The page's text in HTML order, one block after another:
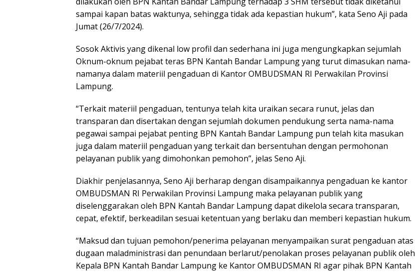
sampai kapan batas waktunya, sehingga tidak ada kepastian hukum”, kata Seno Aji pada
Jumat (26/7/2024).
Sosok Aktivis yang dikenal low profil dan sederhana ini juga mengungkapkan sejumlah
Oknum-oknum pejabat teras BPN Kantah Bandar Lampung yang turut dimasukan nama-
namanya dalam materiil pengaduan di Kantor OMBUDSMAN RI Perwakilan Provinsi
Lampung.
“Terkait materiil pengaduan, tentunya telah kita uraikan secara runut, jelas dan
transparan dan disertakan dengan sejumlah dokumen pendukung serta nama-nama
pegawai sampai pejabat penting BPN Kantah Bandar Lampung pun telah kita masukan
juga dalam materiil pengaduan yang terkait dan bersentuhan dengan permohonan
pelayanan publik yang dimohonkan pemohon”, jelas Seno Aji.
Diakhir penjelasannya, Seno Aji berharap dengan disampaikannya pengaduan ke kantor
OMBUDSMAN RI Perwakilan Provinsi Lampung maka pelayanan publik yang
diselenggarakan oleh BPN Kantah Bandar Lampung dapat dikelola secara transparan,
cepat, efektif, berkeadilan sesuai ketentuan yang berlaku dan memberi kepastian hukum.
“Maksud dan tujuan pemohon/penerima pelayanan menyampaikan surat pengaduan atas
dugaan maladministrasi dan penundaan berlarut/penolakan proses pelayanan publik oleh
Kepala BPN Kantah Bandar Lampung ke Kantor OMBUDSMAN RI agar pihak BPN Kantah